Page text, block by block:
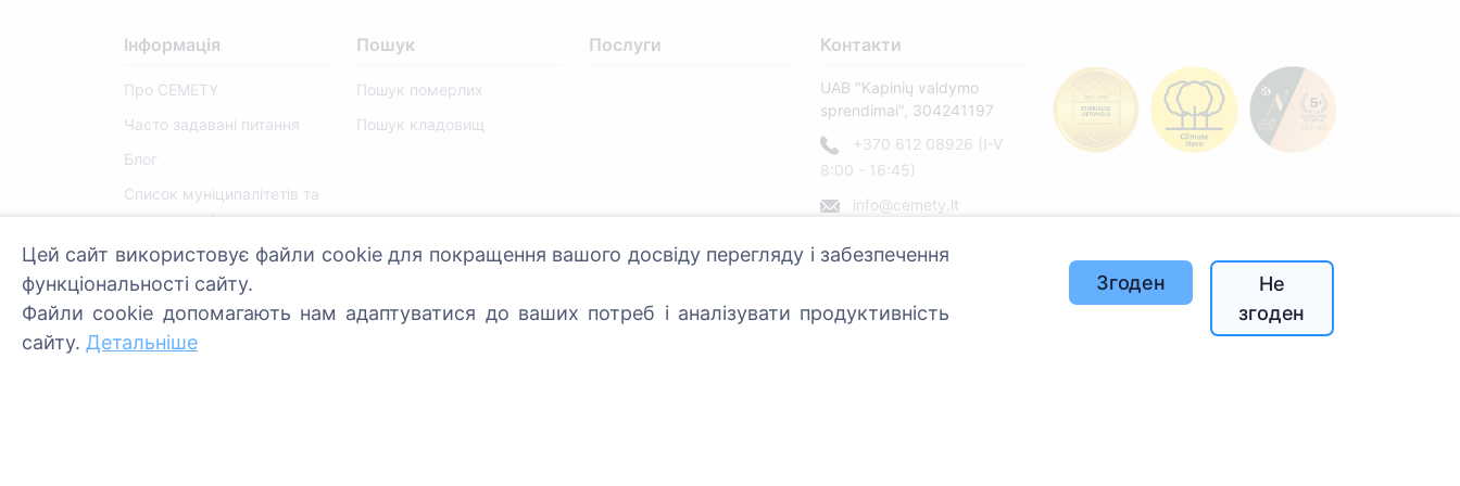
Інформація
Про CEMETY
Часто задавані питання
Блог
Список муніципалітетів та
користувачів
Політика конфіденційності
Політика платежів
Налаштування файлів
cookie
Пошук
Пошук померлих
Пошук кладовищ
Послуги Контакти
UAB "Kapinių valdymo
sprendimai", 304241197
+370 612 08926 (I-V
8:00 - 16:45)
info@cemety.lt
країні!
Цей сайт використовує файли cookie для покращення вашого досвіду перегляду і забезпечення
функціональності сайту.
Файли cookie допомагають нам адаптуватися до ваших потреб і аналізувати продуктивність
сайту. Детальніше
Згоден
Не
згоден